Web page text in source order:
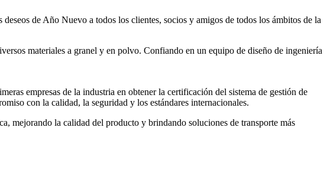
de Año Nuevo a todos los clientes, socios y amigos de todos los ámbitos de la
materiales a granel y en polvo. Confiando en un equipo de diseño de ingeniería
empresas de la industria en obtener la certificación del sistema de gestión de
con la calidad, la seguridad y los estándares internacionales.
mejorando la calidad del producto y brindando soluciones de transporte más